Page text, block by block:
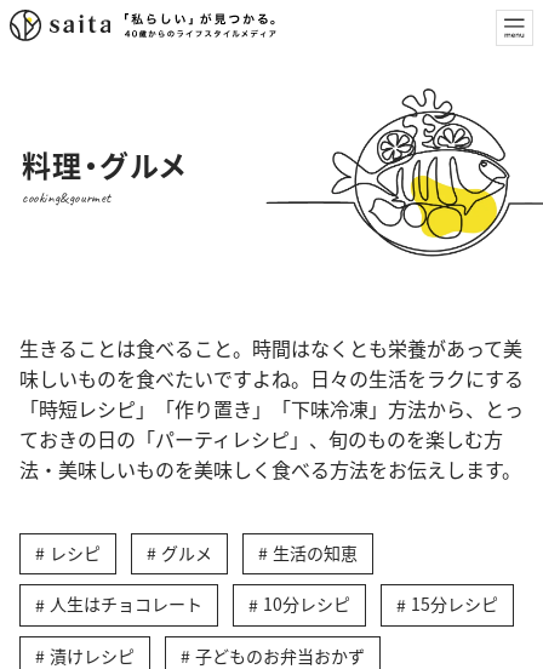
料理・グルメ
cooking&gourmet
生きることは食べること。時間はなくとも栄養があって美
味しいものを食べたいですよね。日々の生活をラクにする
「時短レシピ」「作り置き」「下味冷凍」方法から、とっ
ておきの日の「パーティレシピ」、旬のものを楽しむ方
法・美味しいものを美味しく食べる方法をお伝えします。
レシピ グルメ 生活の知恵
人生はチョコレート 10分レシピ 15分レシピ
漬けレシピ 子どものお弁当おかず